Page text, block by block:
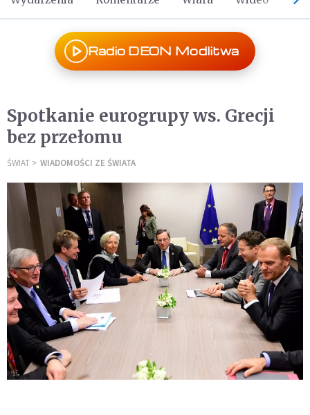
Radio DEON Modlitwa
Spotkanie eurogrupy ws. Grecji
bez przełomu
ŚWIAT WIADOMOŚCI ZE ŚWIATA